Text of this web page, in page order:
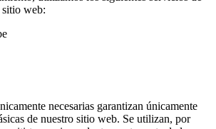
sitio web:
necesarias garantizan únicamente
de nuestro sitio web. Se utilizan, por